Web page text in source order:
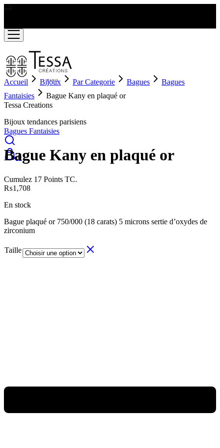
Tessa Creations
Bijoux tendances parisiens
0
Accueil Bijoux Par Categorie Bagues
Bagues
Fantaisies
Bague Kany en plaqué or
New
Bagues Fantaisies
Bague Kany en plaqué or
Cumulez 17 Points TC.
₨1,708
En stock
Bague plaqué or 750/000 (18 carats) 5 microns sertie d’oxydes de
zirconium
Taille